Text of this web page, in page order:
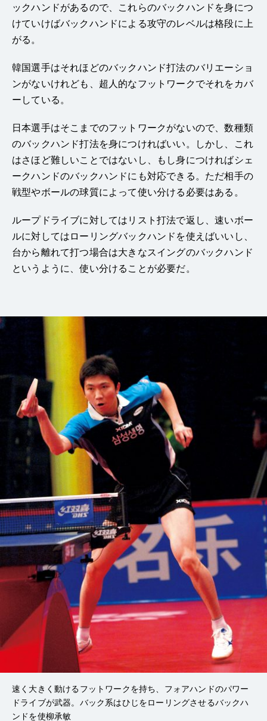
ックハンドがあるので、これらのバックハンドを身につ
けていけばバックハンドによる攻守のレベルは格段に上
がる。
韓国選手はそれほどのバックハンド打法のバリエーショ
ンがないけれども、超人的なフットワークでそれをカバ
ーしている。
日本選手はそこまでのフットワークがないので、数種類
のバックハンド打法を身につければいい。しかし、これ
はさほど難しいことではないし、もし身につければシェ
ークハンドのバックハンドにも対応できる。ただ相手の
戦型やボールの球質によって使い分ける必要はある。
ループドライブに対してはリスト打法で返し、速いボー
ルに対してはローリングバックハンドを使えばいいし、
台から離れて打つ場合は大きなスイングのバックハンド
というように、使い分けることが必要だ。
速く大きく動けるフットワークを持ち、フォアハンドのパワー
ドライブが武器。バック系はひじをローリングさせるバックハ
ンドを使柳承敏